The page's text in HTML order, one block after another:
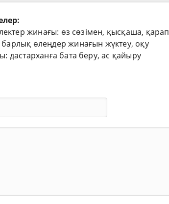
жинағы: өз сөзімен, қысқаша,
өлеңдер жинағын жүктеу, оқу
дастарханға бата беру, ас қайыру